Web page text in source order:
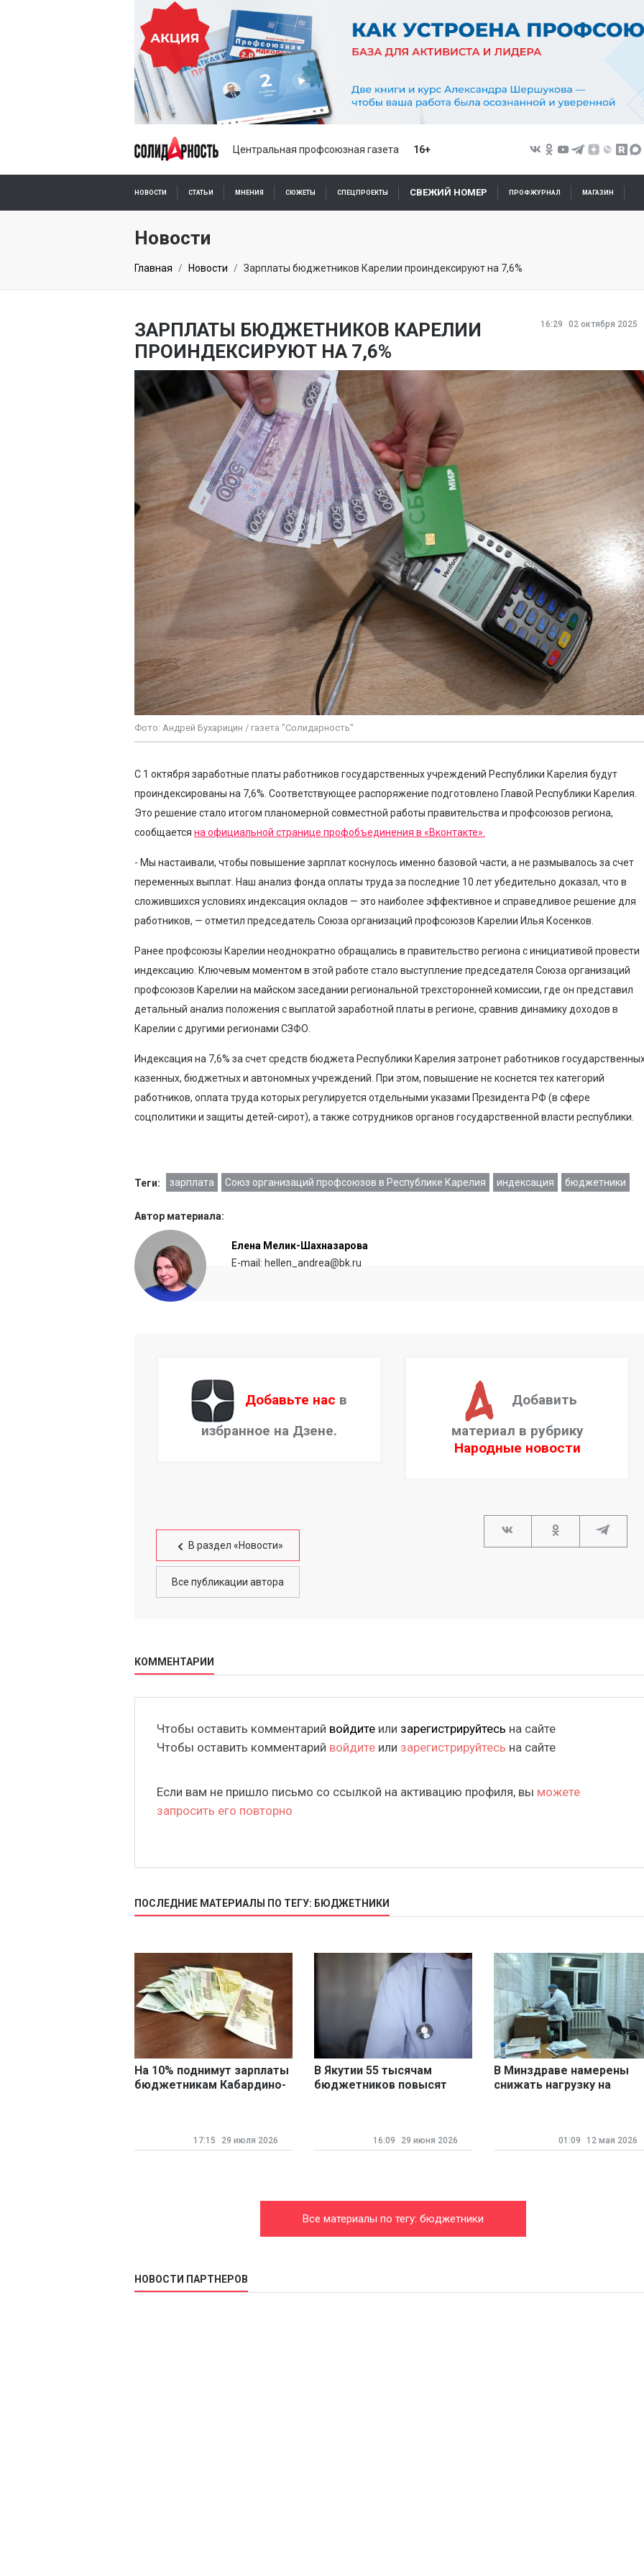
Центральная профсоюзная газета 16+
НОВОСТИ СТАТЬИ МНЕНИЯ СЮЖЕТЫ СПЕЦПРОЕКТЫ СВЕЖИЙ НОМЕР ПРОФЖУРНАЛ МАГАЗИН
ПОДПИСКА ОНЛАЙН
Новости
Главная Новости Зарплаты бюджетников Карелии проиндексируют на 7,6%
16:29 02 октября 2025
ЗАРПЛАТЫ БЮДЖЕТНИКОВ КАРЕЛИИ
ПРОИНДЕКСИРУЮТ НА 7,6%
Фото: Андрей Бухарицин / газета "Солидарность"
С 1 октября заработные платы работников государственных учреждений Республики Карелия будут
проиндексированы на 7,6%. Соответствующее распоряжение подготовлено Главой Республики Карелия.
Это решение стало итогом планомерной совместной работы правительства и профсоюзов региона,
сообщается на официальной странице профобъединения в «Вконтакте».
- Мы настаивали, чтобы повышение зарплат коснулось именно базовой части, а не размывалось за счет
переменных выплат. Наш анализ фонда оплаты труда за последние 10 лет убедительно доказал, что в
сложившихся условиях индексация окладов — это наиболее эффективное и справедливое решение для
работников, — отметил председатель Союза организаций профсоюзов Карелии Илья Косенков.
Ранее профсоюзы Карелии неоднократно обращались в правительство региона с инициативой провести
индексацию. Ключевым моментом в этой работе стало выступление председателя Союза организаций
профсоюзов Карелии на майском заседании региональной трехсторонней комиссии, где он представил
детальный анализ положения с выплатой заработной платы в регионе, сравнив динамику доходов в
Карелии с другими регионами СЗФО.
Индексация на 7,6% за счет средств бюджета Республики Карелия затронет работников
казенных, бюджетных и автономных учреждений. При этом, повышение не коснется тех категорий
работников, оплата труда которых регулируется отдельными указами Президента РФ (в сфере
соцполитики и защиты детей-сирот), а также сотрудников органов государственной власти республики.
Теги: зарплата Союз организаций профсоюзов в Республике Карелия индексация бюджетники
Автор материала:
Елена Мелик-Шахназарова
E-mail: hellen_andrea@bk.ru
Добавьте нас в
избранное на Дзене.
Добавить
материал в рубрику
Народные новости
В раздел «Новости»
Все публикации автора
КОММЕНТАРИИ
Чтобы оставить комментарий войдите или зарегистрируйтесь на сайте
Чтобы оставить комментарий войдите или зарегистрируйтесь на сайте
Если вам не пришло письмо со ссылкой на активацию профиля, вы можете
запросить его повторно
ПОСЛЕДНИЕ МАТЕРИАЛЫ ПО ТЕГУ: БЮДЖЕТНИКИ
На 10% поднимут зарплаты
бюджетникам Кабардино-
17:15 29 июля 2026
В Якутии 55 тысячам
бюджетников повысят
16:09 29 июня 2026
В Минздраве намерены
снижать нагрузку на
01:09 12 мая 2026
Все материалы по тегу: бюджетники
НОВОСТИ ПАРТНЕРОВ